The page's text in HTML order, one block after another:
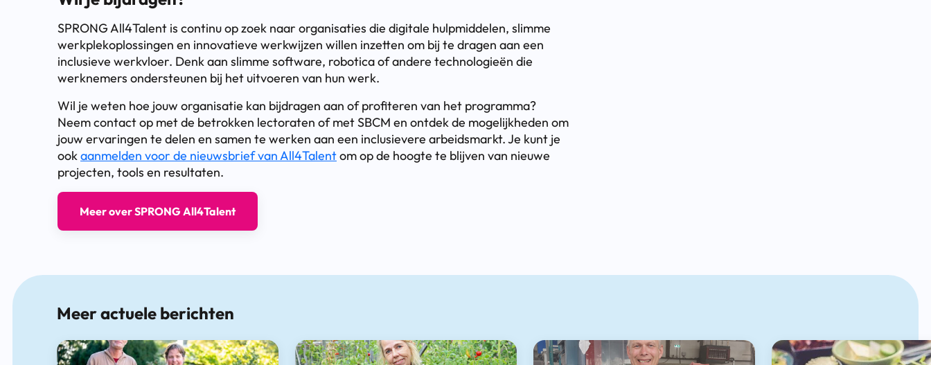
SPRONG All4Talent is continu op zoek naar organisaties die digitale hulpmiddelen, slimme
werkplekoplossingen en innovatieve werkwijzen willen inzetten om bij te dragen aan een
inclusieve werkvloer. Denk aan slimme software, robotica of andere technologieën die
werknemers ondersteunen bij het uitvoeren van hun werk.
Wil je weten hoe jouw organisatie kan bijdragen aan of profiteren van het programma?
Neem contact op met de betrokken lectoraten of met SBCM en ontdek de mogelijkheden om
jouw ervaringen te delen en samen te werken aan een inclusievere arbeidsmarkt. Je kunt je
ookaanmelden voor de nieuwsbrief van All4Talentom op de hoogte te blijven van nieuwe
projecten, tools en resultaten.
Meer over SPRONG All4Talent
Meer actuele berichten